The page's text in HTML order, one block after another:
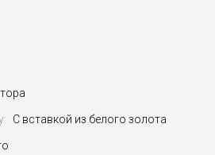
С вставкой из белого золота